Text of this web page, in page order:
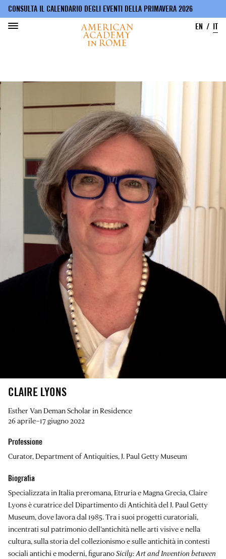
contenuto
CONSULTA IL CALENDARIO DEGLI EVENTI DELLA PRIMAVERA 2026
EN
IT
CLAIRE LYONS
Esther Van Deman Scholar in Residence
26 aprile–17 giugno 2022
Professione
Curator, Department of Antiquities, J. Paul Getty Museum
Biografia
Specializzata in Italia preromana, Etruria e Magna Grecia, Claire
Lyons è curatrice del Dipartimento di Antichità del J. Paul Getty
Museum, dove lavora dal 1985. Tra i suoi progetti curatoriali,
incentrati sul patrimonio dell’antichità nelle arti visive e nella
cultura, sulla storia del collezionismo e sulle antichità in contesti
sociali antichi e moderni, figuranoSicily: Art and Invention between